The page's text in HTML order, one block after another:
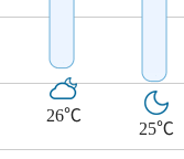
26℃
25℃